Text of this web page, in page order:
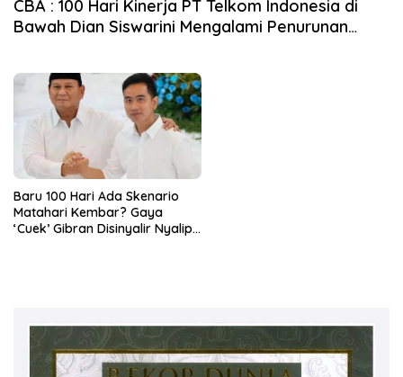
CBA : 100 Hari Kinerja PT Telkom Indonesia di
Bawah Dian Siswarini Mengalami Penurunan
Baru 100 Hari Ada Skenario
Matahari Kembar? Gaya
‘Cuek’ Gibran Disinyalir Nyalip